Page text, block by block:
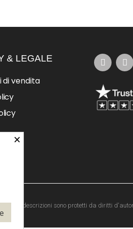
& LEGALE
di vendita
e descrizioni sono protetti da diritti
×